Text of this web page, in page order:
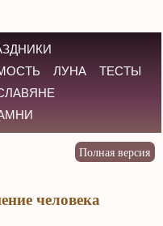
ЛУНА
ТЕСТЫ
человека